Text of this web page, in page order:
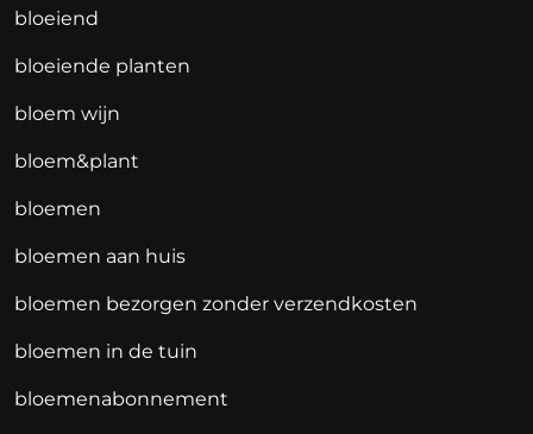
bloeiend
bloeiende planten
bloem wijn
bloem&plant
bloemen
bloemen aan huis
bloemen bezorgen zonder verzendkosten
bloemen in de tuin
bloemenabonnement